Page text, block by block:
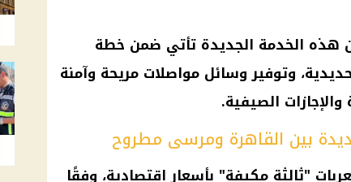
هذه الخدمة الجديدة تأتي ضمن خطة
وتوفير وسائل مواصلات مريحة وآمنة
الصيفية.
بين القاهرة ومرسى مطروح
"ثالثة مكيفة" بأسعار اقتصادية، وفقًا